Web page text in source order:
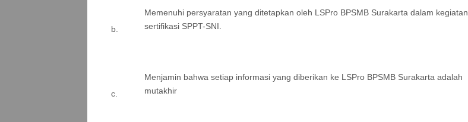
b.
Memenuhi persyaratan yang ditetapkan oleh LSPro BPSMB Surakarta dalam kegiatan
sertifikasi SPPT-SNI.
c.
Menjamin bahwa setiap informasi yang diberikan ke LSPro ­BPSMB Surakarta adalah
mutakhir